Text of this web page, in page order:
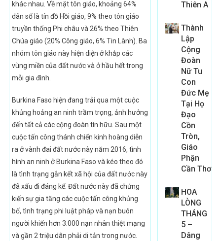
khác nhau. Về mặt tôn giáo, khoảng 64%
dân số là tín đồ Hồi giáo, 9% theo tôn giáo
truyền thống Phi châu và 26% theo Thiên
Chúa giáo (20% Công giáo, 6% Tin Lành). Ba
nhóm tôn giáo này hiện diện ở khắp các
vùng miền của đất nước và ở hầu hết trong
mỗi gia đình.
Burkina Faso hiện đang trải qua một cuộc
khủng hoảng an ninh trầm trọng, ảnh hưởng
đến tất cả các cộng đoàn tín hữu. Sau một
cuộc tấn công thánh chiến kinh hoàng diễn
ra ở vành đai đất nước này năm 2016, tình
hình an ninh ở Burkina Faso và kéo theo đó
là tình trạng gắn kết xã hội của đất nước này
đã xấu đi đáng kể. Đất nước này đã chứng
kiến sự gia tăng các cuộc tấn công khủng
bố, tình trạng phi luật pháp và nạn buôn
người khiến hơn 3.000 nạn nhân thiệt mạng
và gần 2 triệu dân phải di tản trong nước.
Thiên A
Thành
Lập
Cộng
Đoàn
Nữ Tu
Con
Đức Mẹ
Tại Họ
Đạo
Cồn
Tròn,
Giáo
Phận
Cần Thơ
HOA
LÒNG
THÁNG
5 –
Dâng